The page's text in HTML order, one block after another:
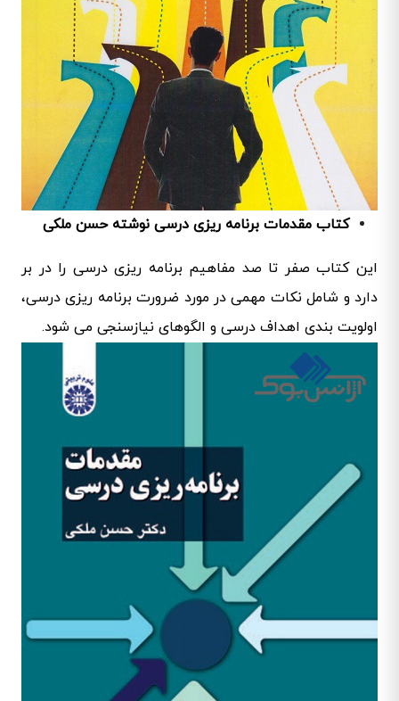
کتاب مقدمات برنامه ریزی درسی نوشته حسن ملکی
این کتاب صفر تا صد مفاهیم برنامه ریزی درسی را در بر
دارد و شامل نکات مهمی در مورد ضرورت برنامه ریزی درسی،
اولویت بندی اهداف درسی و الگوهای نیازسنجی می شود.